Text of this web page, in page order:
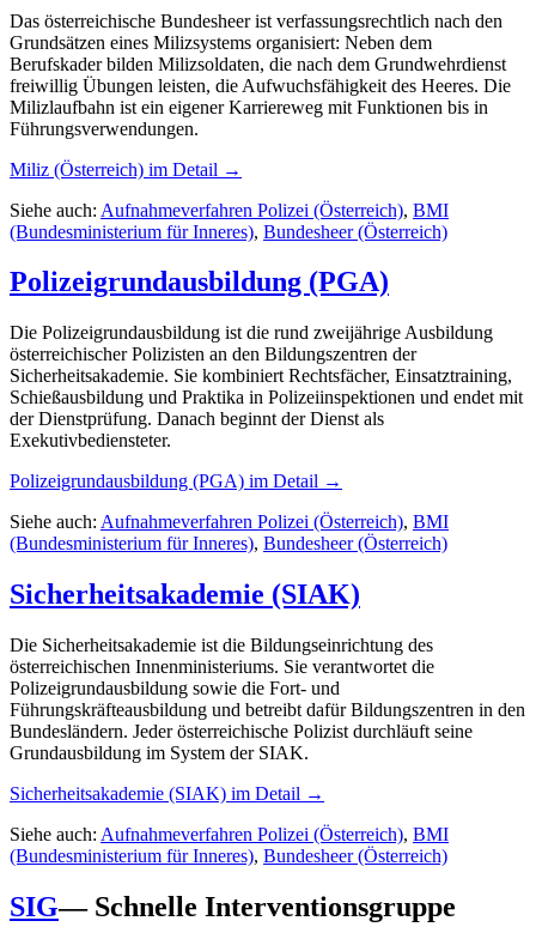
Das österreichische Bundesheer ist verfassungsrechtlich nach den
Grundsätzen eines Milizsystems organisiert: Neben dem
Berufskader bilden Milizsoldaten, die nach dem Grundwehrdienst
freiwillig Übungen leisten, die Aufwuchsfähigkeit des Heeres. Die
Milizlaufbahn ist ein eigener Karriereweg mit Funktionen bis in
Führungsverwendungen.
Miliz (Österreich) im Detail →
Siehe auch: Aufnahmeverfahren Polizei (Österreich), BMI
(Bundesministerium für Inneres), Bundesheer (Österreich)
Polizeigrundausbildung (PGA)
Die Polizeigrundausbildung ist die rund zweijährige Ausbildung
österreichischer Polizisten an den Bildungszentren der
Sicherheitsakademie. Sie kombiniert Rechtsfächer, Einsatztraining,
Schießausbildung und Praktika in Polizeiinspektionen und endet mit
der Dienstprüfung. Danach beginnt der Dienst als
Exekutivbediensteter.
Polizeigrundausbildung (PGA) im Detail →
Siehe auch: Aufnahmeverfahren Polizei (Österreich), BMI
(Bundesministerium für Inneres), Bundesheer (Österreich)
Sicherheitsakademie (SIAK)
Die Sicherheitsakademie ist die Bildungseinrichtung des
österreichischen Innenministeriums. Sie verantwortet die
Polizeigrundausbildung sowie die Fort- und
Führungskräfteausbildung und betreibt dafür Bildungszentren in den
Bundesländern. Jeder österreichische Polizist durchläuft seine
Grundausbildung im System der SIAK.
Sicherheitsakademie (SIAK) im Detail →
Siehe auch: Aufnahmeverfahren Polizei (Österreich), BMI
(Bundesministerium für Inneres), Bundesheer (Österreich)
SIG— Schnelle Interventionsgruppe